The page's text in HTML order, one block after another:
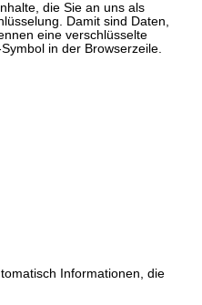
die Sie an uns als
Damit sind Daten,
eine verschlüsselte
in der Browserzeile.
Informationen, die